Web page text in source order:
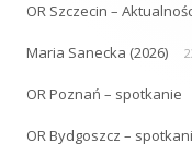
OR Szczecin –
Maria Sanecka (2026)
OR Poznań – spotkanie
OR Bydgoszcz –